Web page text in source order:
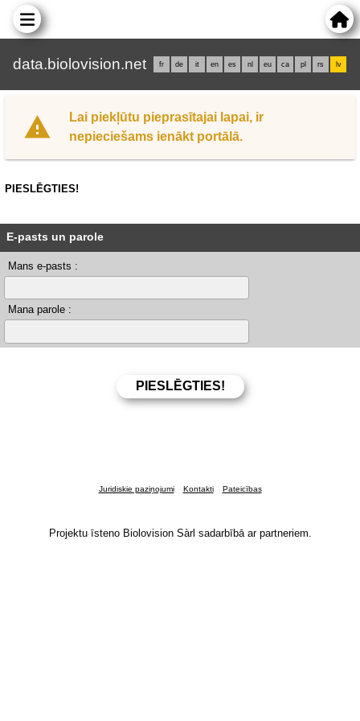
data.biolovision.net fr de it en es nl eu ca pl rs lv
Lai piekļūtu pieprasītajai lapai, ir
nepieciešams ienākt portālā.
PIESLĒGTIES!
E-pasts un parole
Mans e-pasts :
Mana parole :
Juridiskie paziņojumi Kontakti Pateicības
Projektu īsteno Biolovision Sàrl sadarbībā ar partneriem.